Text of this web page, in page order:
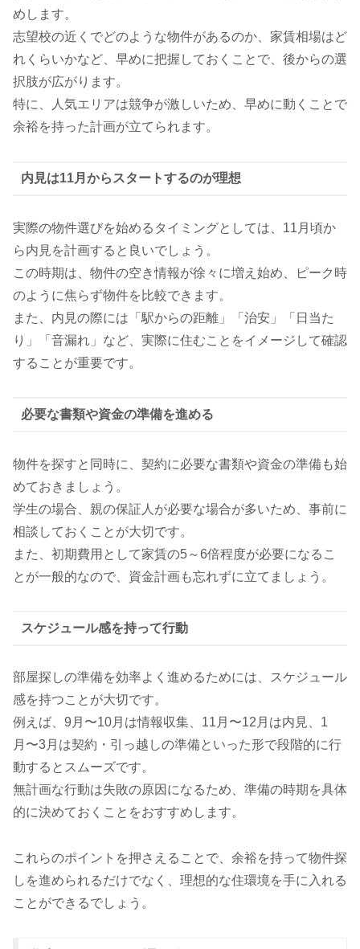
めします。
志望校の近くでどのような物件があるのか、家賃相場はど
れくらいかなど、早めに把握しておくことで、後からの選
択肢が広がります。
特に、人気エリアは競争が激しいため、早めに動くことで
余裕を持った計画が立てられます。
内見は11月からスタートするのが理想
実際の物件選びを始めるタイミングとしては、11月頃か
ら内見を計画すると良いでしょう。
この時期は、物件の空き情報が徐々に増え始め、ピーク時
のように焦らず物件を比較できます。
また、内見の際には「駅からの距離」「治安」「日当た
り」「音漏れ」など、実際に住むことをイメージして確認
することが重要です。
必要な書類や資金の準備を進める
物件を探すと同時に、契約に必要な書類や資金の準備も始
めておきましょう。
学生の場合、親の保証人が必要な場合が多いため、事前に
相談しておくことが大切です。
また、初期費用として家賃の5～6倍程度が必要になるこ
とが一般的なので、資金計画も忘れずに立てましょう。
スケジュール感を持って行動
部屋探しの準備を効率よく進めるためには、スケジュール
感を持つことが大切です。
例えば、9月〜10月は情報収集、11月〜12月は内見、1
月〜3月は契約・引っ越しの準備といった形で段階的に行
動するとスムーズです。
無計画な行動は失敗の原因になるため、準備の時期を具体
的に決めておくことをおすすめします。
これらのポイントを押さえることで、余裕を持って物件探
しを進められるだけでなく、理想的な住環境を手に入れる
ことができるでしょう。